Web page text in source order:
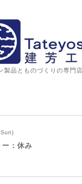
製品とものづくりの専門
：休み